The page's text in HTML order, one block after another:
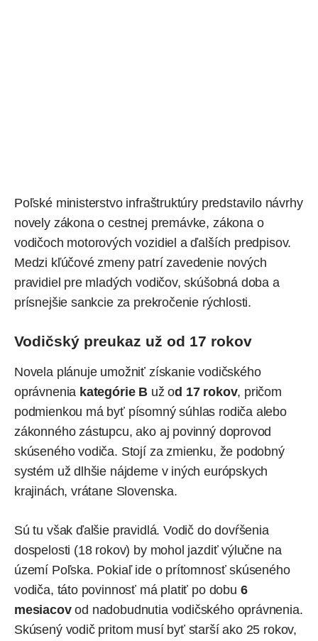
Poľské ministerstvo infraštruktúry predstavilo návrhy
novely zákona o cestnej premávke, zákona o
vodičoch motorových vozidiel a ďalších predpisov.
Medzi kľúčové zmeny patrí zavedenie nových
pravidiel pre mladých vodičov, skúšobná doba a
prísnejšie sankcie za prekročenie rýchlosti.
Vodičský preukaz už od 17 rokov
Novela plánuje umožniť získanie vodičského
oprávnenia kategórie B už od 17 rokov, pričom
podmienkou má byť písomný súhlas rodiča alebo
zákonného zástupcu, ako aj povinný doprovod
skúseného vodiča. Stojí za zmienku, že podobný
systém už dlhšie nájdeme v iných európskych
krajinách, vrátane Slovenska.
Sú tu však ďalšie pravidlá. Vodič do dovŕšenia
dospelosti (18 rokov) by mohol jazdiť výlučne na
území Poľska. Pokiaľ ide o prítomnosť skúseného
vodiča, táto povinnosť má platiť po dobu 6
mesiacovod nadobudnutia vodičského oprávnenia.
Skúsený vodič pritom musí byť starší ako 25 rokov,